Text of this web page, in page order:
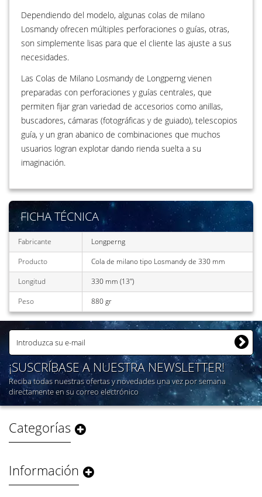
Dependiendo del modelo, algunas colas de milano
Losmandy ofrecen múltiples perforaciones o guías, otras,
son simplemente lisas para que el cliente las ajuste a sus
necesidades.
Las Colas de Milano Losmandy de Longperng vienen
preparadas con perforaciones y guías centrales, que
permiten fijar gran variedad de accesorios como anillas,
buscadores, cámaras (fotográficas y de guiado), telescopios
guía, y un gran abanico de combinaciones que muchos
usuarios logran explotar dando rienda suelta a su
imaginación.
FICHA TÉCNICA
Fabricante
Longperng
Producto
Cola de milano tipo Losmandy de 330 mm
Longitud
330 mm (13")
Peso
880 gr
¡SUSCRÍBASE A NUESTRA NEWSLETTER!
Reciba todas nuestras ofertas y novedades una vez por semana
directamente en su correo electrónico
Categorías
Información